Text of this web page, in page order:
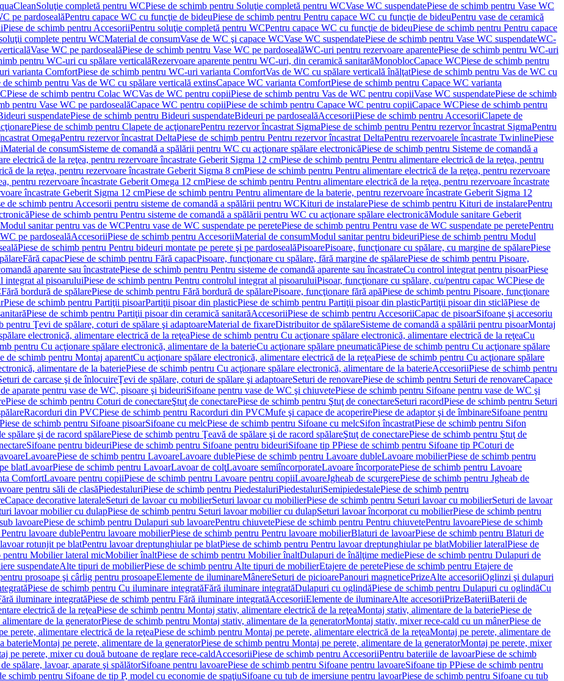
Soluţie completă pentru WCPiese de schimb pentru Soluţie completă pentru WCVase WC suspendatePiese de schimb pentru Vase WC
pe pardosealăPentru capace WC cu funcţie de bideuPiese de schimb pentru Pentru capace WC cu funcţie de bideuPentru vase de ceramică
Piese de schimb pentru AccesoriiPentru soluţie completă pentru WCPentru capace WC cu funcţie de bideuPiese de schimb pentru Pentru capace
complete pentru WCMaterial de consumVase de WC şi capace WCVase WC suspendatePiese de schimb pentru Vase WC suspendateWC-
Vase WC pe pardosealăPiese de schimb pentru Vase WC pe pardosealăWC-uri pentru rezervoare aparentePiese de schimb pentru WC-uri
pentru WC-uri cu spălare verticalăRezervoare aparente pentru WC-uri, din ceramică sanitarăMonoblocCapace WCPiese de schimb pentru
varianta ComfortPiese de schimb pentru WC-uri varianta ComfortVas de WC cu spălare verticală înălţatPiese de schimb pentru Vas de WC cu
de schimb pentru Vas de WC cu spălare verticală extinsCapace WC varianta ComfortPiese de schimb pentru Capace WC varianta
Piese de schimb pentru Colac WCVas de WC pentru copiiPiese de schimb pentru Vas de WC pentru copiiVase WC suspendatePiese de schimb
pentru Vase WC pe pardosealăCapace WC pentru copiiPiese de schimb pentru Capace WC pentru copiiCapace WCPiese de schimb pentru
suspendatePiese de schimb pentru Bideuri suspendateBideuri pe pardosealăAccesoriiPiese de schimb pentru AccesoriiClapete de
Piese de schimb pentru Clapete de acţionarePentru rezervor încastrat SigmaPiese de schimb pentru Pentru rezervor încastrat SigmaPentru
OmegaPentru rezervor încastrat DeltaPiese de schimb pentru Pentru rezervor încastrat DeltaPentru rezervoarele încastrate TwinlinePiese
Material de consumSisteme de comandă a spălării pentru WC cu acţionare spălare electronicăPiese de schimb pentru Sisteme de comandă a
electrică de la reţea, pentru rezervoare încastrate Geberit Sigma 12 cmPiese de schimb pentru Pentru alimentare electrică de la reţea, pentru
de la reţea, pentru rezervoare încastrate Geberit Sigma 8 cmPiese de schimb pentru Pentru alimentare electrică de la reţea, pentru rezervoare
pentru rezervoare încastrate Geberit Omega 12 cmPiese de schimb pentru Pentru alimentare electrică de la reţea, pentru rezervoare încastrate
încastrate Geberit Sigma 12 cmPiese de schimb pentru Pentru alimentare de la baterie, pentru rezervoare încastrate Geberit Sigma 12
de schimb pentru Accesorii pentru sisteme de comandă a spălării pentru WCKituri de instalarePiese de schimb pentru Kituri de instalarePentru
Piese de schimb pentru Pentru sisteme de comandă a spălării pentru WC cu acţionare spălare electronicăModule sanitare Geberit
sanitar pentru vas de WCPentru vase de WC suspendate pe peretePiese de schimb pentru Pentru vase de WC suspendate pe peretePentru
pe pardosealăAccesoriiPiese de schimb pentru AccesoriiMaterial de consumModul sanitar pentru bideuriPiese de schimb pentru Modul
Piese de schimb pentru Pentru bideuri montate pe perete şi pe pardosealăPisoarePisoare, funcţionare cu spălare, cu margine de spălarePiese
Fără capacPiese de schimb pentru Fără capacPisoare, funcţionare cu spălare, fără margine de spălarePiese de schimb pentru Pisoare,
aparente sau încastratePiese de schimb pentru Pentru sisteme de comandă aparente sau încastrateCu control integrat pentru pisoarPiese
integrat al pisoaruluiPiese de schimb pentru Pentru controlul integrat al pisoaruluiPisoar, funcţionare cu spălare, cu/pentru capac WCPiese de
Fără bordură de spălarePiese de schimb pentru Fără bordură de spălarePisoare, funcţionare fără apăPiese de schimb pentru Pisoare, funcţionare
Piese de schimb pentru Partiţii pisoarPartiţii pisoar din plasticPiese de schimb pentru Partiţii pisoar din plasticPartiţii pisoar din sticlăPiese de
Piese de schimb pentru Partiţii pisoar din ceramică sanitarăAccesoriiPiese de schimb pentru AccesoriiCapac de pisoarSifoane şi accesoriu
pentru Ţevi de spălare, coturi de spălare şi adaptoareMaterial de fixareDistribuitor de spălareSisteme de comandă a spălării pentru pisoarMontaj
electronică, alimentare electrică de la reţeaPiese de schimb pentru Cu acţionare spălare electronică, alimentare electrică de la reţeaCu
pentru Cu acţionare spălare electronică, alimentare de la baterieCu acţionare spălare pneumaticăPiese de schimb pentru Cu acţionare spălare
de schimb pentru Montaj aparentCu acţionare spălare electronică, alimentare electrică de la reţeaPiese de schimb pentru Cu acţionare spălare
alimentare de la bateriePiese de schimb pentru Cu acţionare spălare electronică, alimentare de la baterieAccesoriiPiese de schimb pentru
de carcase şi de înlocuireŢevi de spălare, coturi de spălare şi adaptoareSeturi de renovarePiese de schimb pentru Seturi de renovareCapace
aparate pentru vase de WC, pisoare şi bideuriSifoane pentru vase de WC şi chiuvetePiese de schimb pentru Sifoane pentru vase de WC şi
Piese de schimb pentru Coturi de conectareŞtuţ de conectarePiese de schimb pentru Ştuţ de conectareSeturi racordPiese de schimb pentru Seturi
Racorduri din PVCPiese de schimb pentru Racorduri din PVCMufe şi capace de acoperirePiese de adaptor şi de îmbinareSifoane pentru
Piese de schimb pentru Sifoane pisoarSifoane cu melcPiese de schimb pentru Sifoane cu melcSifon încastratPiese de schimb pentru Sifon
spălare şi de racord spălarePiese de schimb pentru Ţeavă de spălare şi de racord spălareŞtuţ de conectarePiese de schimb pentru Ştuţ de
Sifoane pentru bideuriPiese de schimb pentru Sifoane pentru bideuriSifoane tip PPiese de schimb pentru Sifoane tip PCoturi de
LavoarePiese de schimb pentru LavoareLavoare dublePiese de schimb pentru Lavoare dubleLavoare mobilierPiese de schimb pentru
blatLavoarPiese de schimb pentru LavoarLavoar de colţLavoare semiîncorporateLavoare încorporatePiese de schimb pentru Lavoare
ComfortLavoare pentru copiiPiese de schimb pentru Lavoare pentru copiiLavoareJgheab de scurgerePiese de schimb pentru Jgheab de
pentru săli de clasăPiedestaluriPiese de schimb pentru PiedestaluriPiedestaluriSemipiedestalePiese de schimb pentru
Capace decorative lateraleSeturi de lavoar cu mobilierSeturi lavoar cu mobilierPiese de schimb pentru Seturi lavoar cu mobilierSeturi de lavoar
lavoar mobilier cu dulapPiese de schimb pentru Seturi lavoar mobilier cu dulapSeturi lavoar încorporat cu mobilierPiese de schimb pentru
lavoarePiese de schimb pentru Dulapuri sub lavoarePentru chiuvetePiese de schimb pentru Pentru chiuvetePentru lavoarePiese de schimb
lavoare dublePentru lavoare mobilierPiese de schimb pentru Pentru lavoare mobilierBlaturi de lavoarPiese de schimb pentru Blaturi de
rotunjit pe blatPentru lavoar dreptunghiular pe blatPiese de schimb pentru Pentru lavoar dreptunghiular pe blatMobilier lateralPiese de
pentru Mobilier lateral micMobilier înaltPiese de schimb pentru Mobilier înaltDulapuri de înălţime mediePiese de schimb pentru Dulapuri de
suspendateAlte tipuri de mobilierPiese de schimb pentru Alte tipuri de mobilierEtajere de peretePiese de schimb pentru Etajere de
prosoape şi cârlig pentru prosoapeElemente de iluminareMânereSeturi de picioarePanouri magneticePrizeAlte accesoriiOglinzi şi dulapuri
Piese de schimb pentru Cu iluminare integratăFără iluminare integratăDulapuri cu oglindăPiese de schimb pentru Dulapuri cu oglindăCu
iluminare integratăPiese de schimb pentru Fără iluminare integratăAccesoriiElemente de iluminareAlte accesoriiPrizeBateriiBaterii de
electrică de la reţeaPiese de schimb pentru Montaj stativ, alimentare electrică de la reţeaMontaj stativ, alimentare de la bateriePiese de
de la generatorPiese de schimb pentru Montaj stativ, alimentare de la generatorMontaj stativ, mixer rece-cald cu un mânerPiese de
perete, alimentare electrică de la reţeaPiese de schimb pentru Montaj pe perete, alimentare electrică de la reţeaMontaj pe perete, alimentare de
baterieMontaj pe perete, alimentare de la generatorPiese de schimb pentru Montaj pe perete, alimentare de la generatorMontaj pe perete, mixer
pe perete, mixer cu două butoane de reglare rece-caldAccesoriiPiese de schimb pentru AccesoriiPentru bateriile de lavoarPiese de schimb
spălare, lavoar, aparate şi spălătorSifoane pentru lavoarePiese de schimb pentru Sifoane pentru lavoareSifoane tip PPiese de schimb pentru
schimb pentru Sifoane de tip P, model cu economie de spaţiuSifoane cu tub de imersiune pentru lavoarPiese de schimb pentru Sifoane cu tub